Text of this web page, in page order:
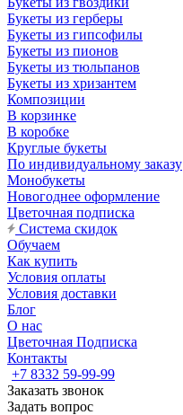
Букеты из герберы
Букеты из гипсофилы
Букеты из пионов
Букеты из тюльпанов
Букеты из хризантем
Композиции
В корзинке
В коробке
Круглые букеты
По индивидуальному заказу
Монобукеты
Новогоднее оформление
Цветочная подписка
Система скидок
Обучаем
Как купить
Условия оплаты
Условия доставки
Блог
О нас
Цветочная Подписка
Контакты
+7 8332 59-99-99
Заказать звонок
Задать вопрос